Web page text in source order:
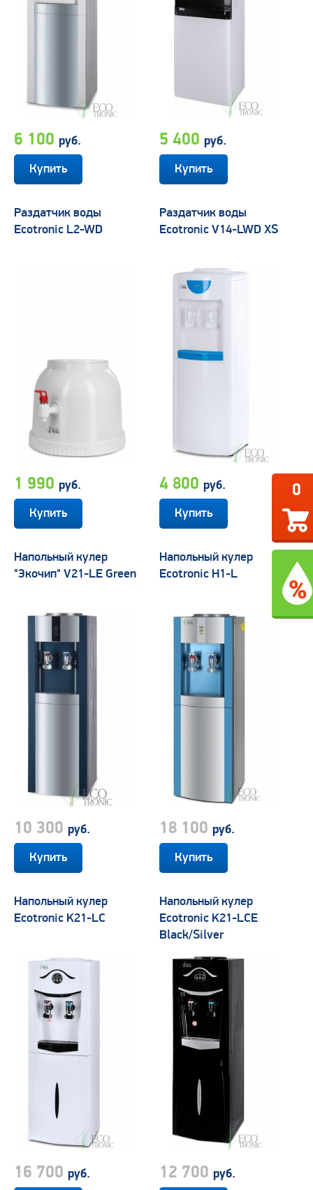
6 100 руб. 5 400 руб.
Раздатчик воды
Ecotronic L2-WD
1 990 руб.
Раздатчик воды
Ecotronic V14-LWD XS
4 800 руб.
Напольный кулер
"Экочип" V21-LE Green
10 300 руб.
Напольный кулер
Ecotronic H1-L
18 100 руб.
Напольный кулер
Ecotronic K21-LC
16 700 руб.
Напольный кулер
Ecotronic K21-LCE
Black/Silver
12 700 руб.
0